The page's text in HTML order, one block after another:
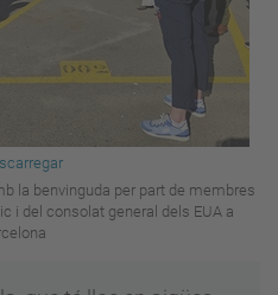
la benvinguda per part de membres
i del consolat general dels EUA a